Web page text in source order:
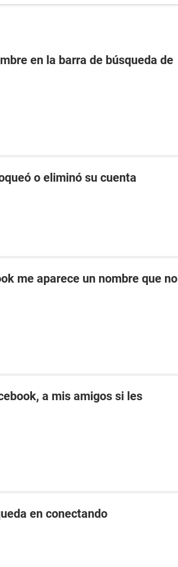
en la barra de búsqueda de
o eliminó su cuenta
me aparece un nombre que no
a mis amigos si les
en conectando